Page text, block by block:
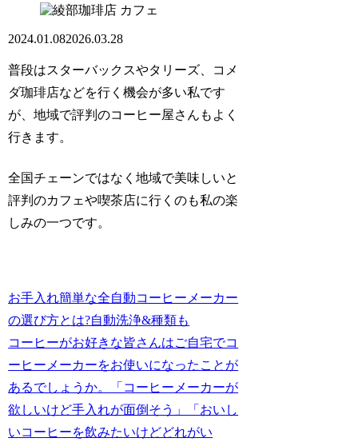
カフェ
2024.01.082026.03.28
普段はスターバックスやタリーズ、コメ
ダ珈琲店などを行く機会が多い私です
が、地域で評判のコーヒー屋さんもよく
行きます。
全国チェーンではなく地域で美味しいと
評判のカフェや喫茶店に行くのも私の楽
しみの一つです。
お手入れ簡単な全自動コーヒーメーカー
の選び方とは?自動洗浄&種類も
コーヒーがお好きな皆さんはご自宅でコ
ーヒーメーカーをお使いになったことが
あるでしょうか。「コーヒーメーカーが
欲しいけど手入れが面倒そう」「おいし
いコーヒーを飲みたいけどどれがい